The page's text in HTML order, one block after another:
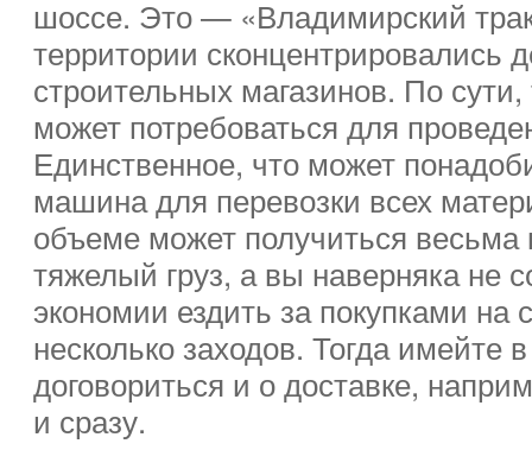
шоссе. Это — «Владимирский
территории сконцентрировались
строительных магазинов. По
может потребоваться для
Единственное, что может
машина для перевозки всех
объеме может получиться весьма
тяжелый груз, а вы наверняка не
экономии ездить за покупками на
несколько заходов. Тогда имейте
договориться и о доставке,
и сразу.